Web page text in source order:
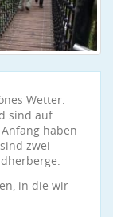
Wetter.
sind auf
haben
zwei
in die wir